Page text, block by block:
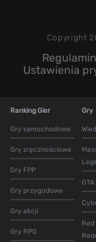
Copyright
Regulamin
Ustawienia
Ranking Gier
Gry samochodowe
Gry zręcznościowe
Gry FPP
Gry przygodowe
Gry akcji
Gry RPG
Gry
GTA
Red